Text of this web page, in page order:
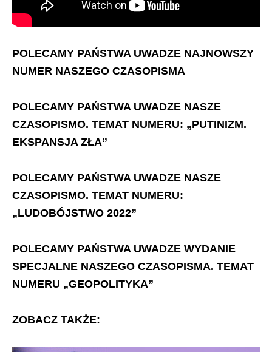
POLECAMY PAŃSTWA UWADZE NAJNOWSZY
NUMER NASZEGO CZASOPISMA
POLECAMY PAŃSTWA UWADZE NASZE
CZASOPISMO. TEMAT NUMERU: „PUTINIZM.
EKSPANSJA ZŁA”
POLECAMY PAŃSTWA UWADZE NASZE
CZASOPISMO. TEMAT NUMERU:
„LUDOBÓJSTWO 2022”
POLECAMY PAŃSTWA UWADZE WYDANIE
SPECJALNE NASZEGO CZASOPISMA. TEMAT
NUMERU „GEOPOLITYKA”
ZOBACZ TAKŻE: